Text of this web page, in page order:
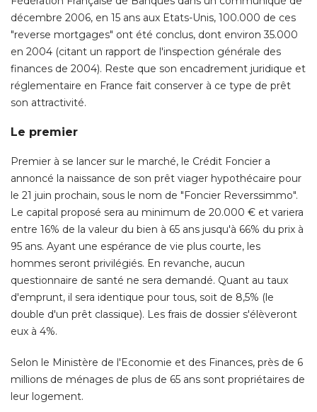
décembre 2006, en 15 ans aux Etats-Unis, 100.000 de ces
"reverse mortgages" ont été conclus, dont environ 35.000
en 2004 (citant un rapport de l'inspection générale des
finances de 2004). Reste que son encadrement juridique et
réglementaire en France fait conserver à ce type de prêt
son attractivité.
Le premier
Premier à se lancer sur le marché, le Crédit Foncier a
annoncé la naissance de son prêt viager hypothécaire pour
le 21 juin prochain, sous le nom de "Foncier Reverssimmo".
Le capital proposé sera au minimum de 20.000 € et variera
entre 16% de la valeur du bien à 65 ans jusqu'à 66% du prix à
95 ans. Ayant une espérance de vie plus courte, les
hommes seront privilégiés. En revanche, aucun
questionnaire de santé ne sera demandé. Quant au taux
d'emprunt, il sera identique pour tous, soit de 8,5% (le
double d'un prêt classique). Les frais de dossier s'élèveront
eux à 4%.
Selon le Ministère de l'Economie et des Finances, près de 6
millions de ménages de plus de 65 ans sont propriétaires de
leur logement.